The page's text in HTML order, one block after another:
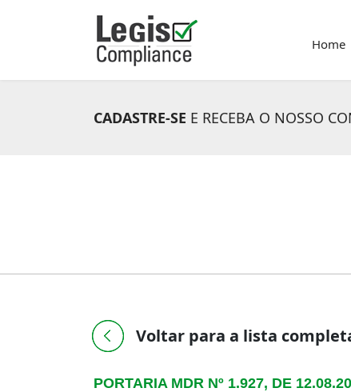
Home
CADASTRE-SE E RECEBA O NOSSO
Voltar para a lista
PORTARIA MDR Nº 1.927, DE